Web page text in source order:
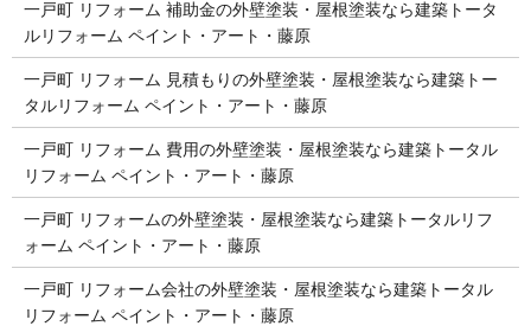
一戸町 リフォーム 補助金の外壁塗装・屋根塗装なら建築トータ
ルリフォーム ペイント・アート・藤原
一戸町 リフォーム 見積もりの外壁塗装・屋根塗装なら建築トー
タルリフォーム ペイント・アート・藤原
一戸町 リフォーム 費用の外壁塗装・屋根塗装なら建築トータル
リフォーム ペイント・アート・藤原
一戸町 リフォームの外壁塗装・屋根塗装なら建築トータルリフ
ォーム ペイント・アート・藤原
一戸町 リフォーム会社の外壁塗装・屋根塗装なら建築トータル
リフォーム ペイント・アート・藤原